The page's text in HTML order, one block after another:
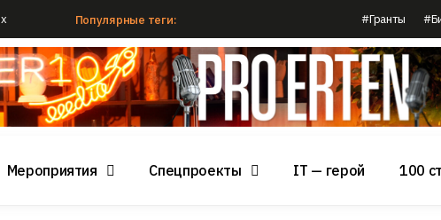
Популярные теги: #Гранты
Мероприятия Спецпроекты IT — герой 100